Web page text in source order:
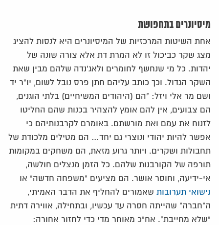
מיסיונרים בתחפושת
אחת השיטות המרכזיות של המיסיונרים היא לנסות להציג
מצג שקר כביכול זו לא המרת דת אלא צורה שונה של
יהדות. כל מי שנחשף לחומרים ולאג'נדה שלהם מבין שאת
השקר הגדול. וכך כותב עליהם חתן פרס נובל לשום, יו"ר יד
ושם מר אלי ויזל: "הם (היהודים המשיחיים) בלתי הוגנים,
הם צבועים, אין להם אומץ להצהיר בכנות שהם החליטו
לזנוח את עמם ואת מורשתם. באומרם לקרבנותיהם כי
אפשר להיות יהודי ונוצרי גם יחד… הם מטילים מלכודת של
תחבולות ושקרים. ויותר גרוע מזאת, הם משחקים במקומות
תורפה של הקורבנות שלהם. כל הזמן מנצלים חולשה,
אי-ידיעה, וחוסר אושר. הם מציעים "משפחה חדשה" או
נישואי תערובותשאמורים להחליף את הדבר האמיתי,
ה"חברה" שהייתה חסרה עד עכשיו, ובתחילה, אווירה דתית
"שלא מחייבת". אח"כ מאוחר מדי כדי לחזור אחורה: